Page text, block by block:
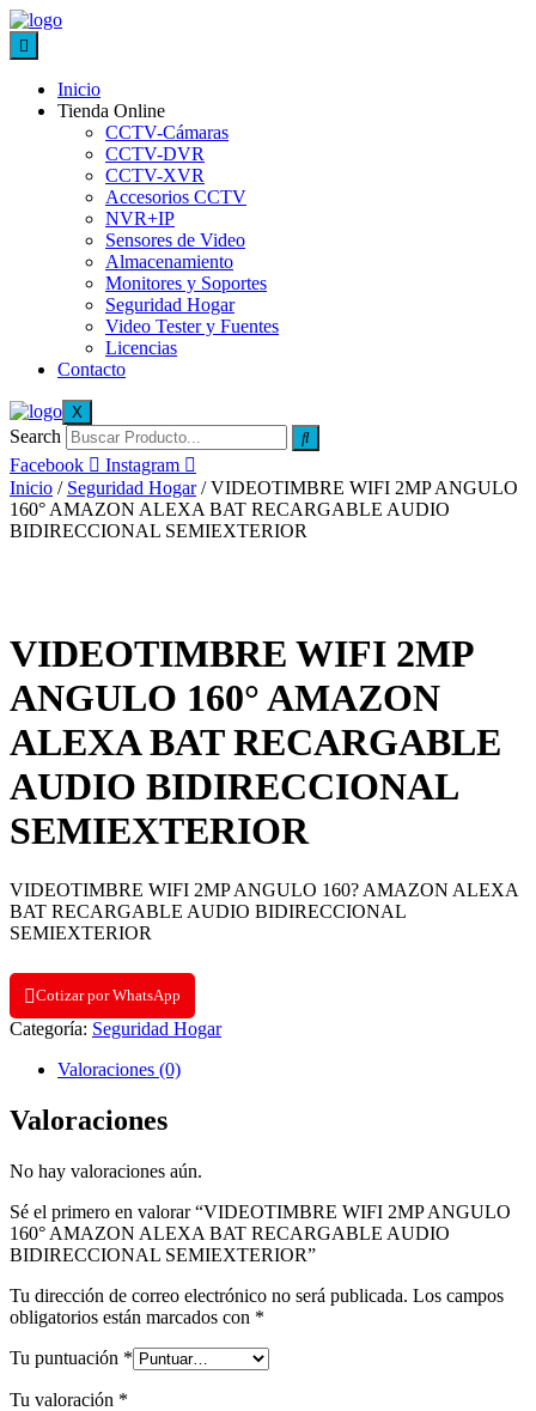
Inicio
Tienda Online
CCTV-Cámaras
CCTV-DVR
CCTV-XVR
Accesorios CCTV
NVR+IP
Sensores de Video
Almacenamiento
Monitores y Soportes
Seguridad Hogar
Video Tester y Fuentes
Licencias
Contacto
X
Search
Facebook
Instagram
Inicio / Seguridad Hogar/ VIDEOTIMBRE WIFI 2MP ANGULO
160° AMAZON ALEXA BAT RECARGABLE AUDIO
BIDIRECCIONAL SEMIEXTERIOR
VIDEOTIMBRE WIFI 2MP
ANGULO 160° AMAZON
ALEXA BAT RECARGABLE
AUDIO BIDIRECCIONAL
SEMIEXTERIOR
VIDEOTIMBRE WIFI 2MP ANGULO 160? AMAZON ALEXA
BAT RECARGABLE AUDIO BIDIRECCIONAL
SEMIEXTERIOR
Cotizar por WhatsApp
Categoría: Seguridad Hogar
Valoraciones (0)
Valoraciones
No hay valoraciones aún.
Sé el primero en valorar “VIDEOTIMBRE WIFI 2MP ANGULO
160° AMAZON ALEXA BAT RECARGABLE AUDIO
BIDIRECCIONAL SEMIEXTERIOR”
Tu dirección de correo electrónico no será publicada. Los campos
obligatorios están marcados con *
Tu puntuación *
Tu valoración *